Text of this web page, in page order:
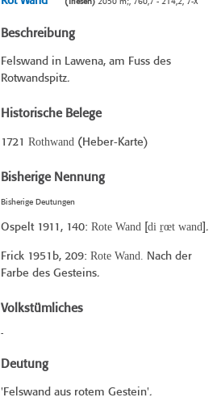
(Triesen)2050 m;, 760,7 - 214,2, 7-X
Beschreibung
Felswand in Lawena, am Fuss des
Rotwandspitz.
Historische Belege
1721 Rothwand( Heber-Karte)
Bisherige Nennung
Bisherige Deutungen
Ospelt 1911 , 140: Rote Wand[ di r̠œt wand].
Frick 1951b, 209: Rote Wand. Nach der
Farbe des Gesteins.
Volkstümliches
-
Deutung
'Felswand aus rotem Gestein'.